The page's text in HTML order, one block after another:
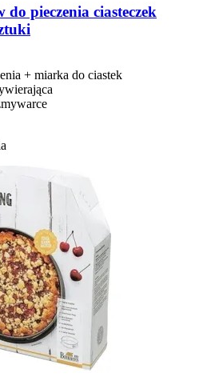
do pieczenia ciasteczek
+ miarka do ciastek